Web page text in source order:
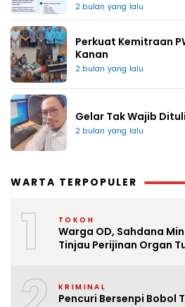
2 bulan yang lalu
Perkuat Kemitraan
Kanan
2 bulan yang lalu
Gelar Tak Wajib
2 bulan yang lalu
WARTA TERPOPULER
1 TOKOH
Warga OD, Sahdana
Tinjau Perijinan Organ
KRIMINAL
Pencuri Bersenpi Bobol